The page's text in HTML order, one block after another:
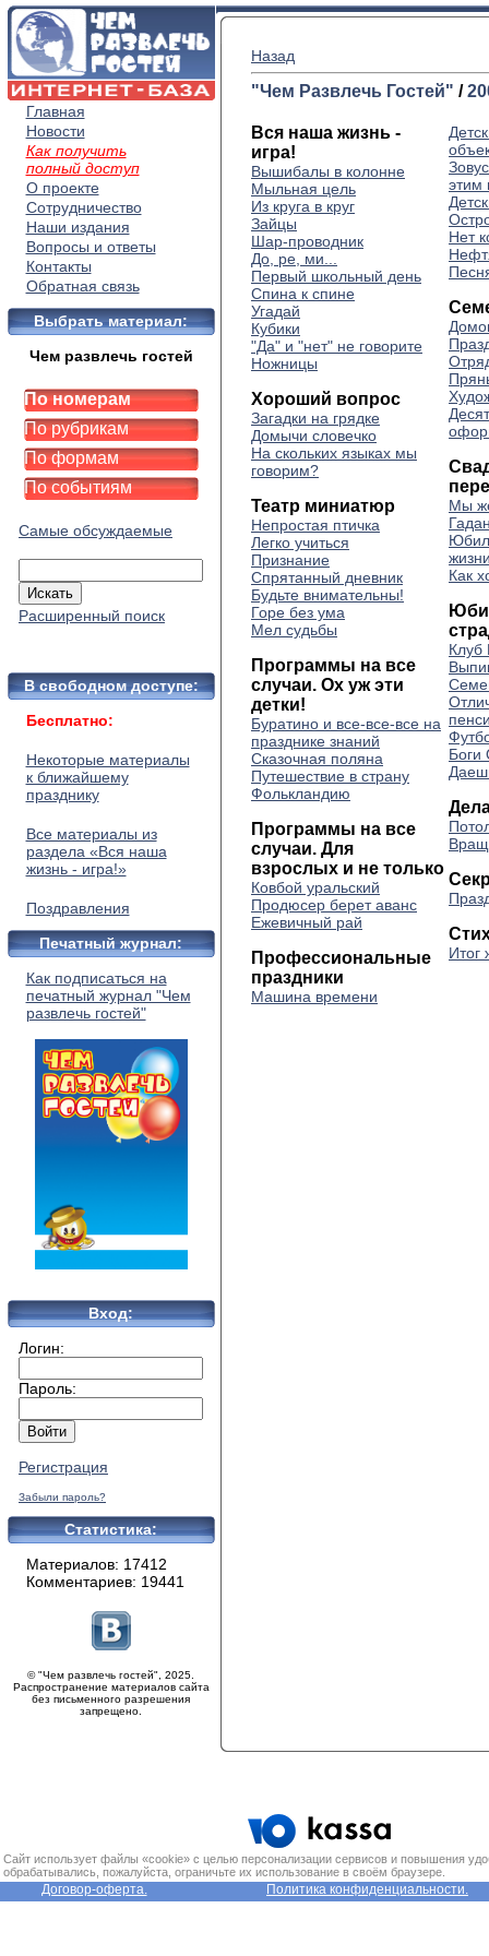
Главная
Новости
Как получить
полный доступ
О проекте
Сотрудничество
Наши издания
Вопросы и ответы
Контакты
Обратная связь
Выбрать материал:
Чем развлечь гостей
По номерам
По рубрикам
По формам
По событиям
Самые обсуждаемые
Расширенный поиск
В свободном доступе:
Бесплатно:
Некоторые материалы
к ближайшему
празднику
Все материалы из
раздела «Вся наша
жизнь - игра!»
Поздравления
Печатный журнал:
Как подписаться на
печатный журнал "Чем
развлечь гостей"
Вход:
Логин:
Пароль:
Регистрация
Забыли пароль?
Статистика:
Материалов: 17412
Комментариев: 19441
© "Чем развлечь гостей", 2025.
Распространение материалов сайта
без письменного разрешения
запрещено.
Назад
"Чем Развлечь Гостей" /
Вся наша жизнь -
игра!
Вышибалы в колонне
Мыльная цель
Из круга в круг
Зайцы
Шар-проводник
До, ре, ми...
Первый школьный день
Спина к спине
Угадай
Кубики
"Да" и "нет" не говорите
Ножницы
Хороший вопрос
Загадки на грядке
Домычи словечко
На скольких языках мы
говорим?
Театр миниатюр
Непростая птичка
Легко учиться
Признание
Спрятанный дневник
Будьте внимательны!
Горе без ума
Мел судьбы
Программы на все
случаи. Ох уж эти
детки!
Буратино и все-все-все на
празднике знаний
Сказочная поляна
Путешествие в страну
Фолькландию
Программы на все
случаи. Для
взрослых и не только
Ковбой уральский
Продюсер берет аванс
Ежевичный рай
Профессиональные
праздники
Машина времени
этим
Нет
Мы
Как
Боги
Итог
Сайт использует файлы «cookie» с целью персонализации сервисов и повышения
обрабатывались, пожалуйста, ограничьте их использование в своём браузере.
Договор-оферта. Политика конфиденциальности.